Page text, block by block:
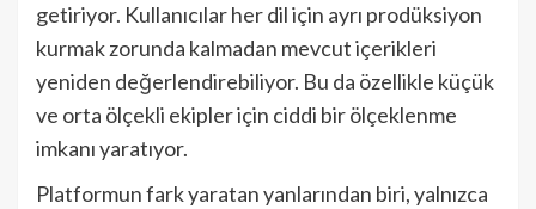
getiriyor. Kullanıcılar her dil için ayrı prodüksiyon
kurmak zorunda kalmadan mevcut içerikleri
yeniden değerlendirebiliyor. Bu da özellikle küçük
ve orta ölçekli ekipler için ciddi bir ölçeklenme
imkanı yaratıyor.
Platformun fark yaratan yanlarından biri, yalnızca